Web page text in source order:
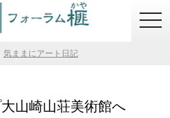
気ままにアート日記
山崎山荘美術館へ